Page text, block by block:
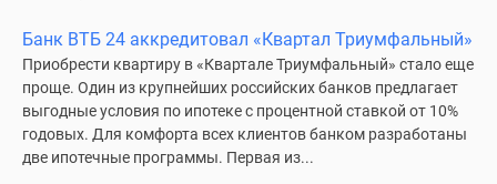
Банк ВТБ 24 аккредитовал «Квартал Триумфальный»
Приобрести квартиру в «Квартале Триумфальный» стало еще
проще. Один из крупнейших российских банков предлагает
выгодные условия по ипотеке с процентной ставкой от 10%
годовых. Для комфорта всех клиентов банком разработаны
две ипотечные программы. Первая из...